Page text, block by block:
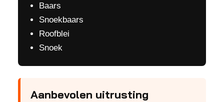
Baars
Snoekbaars
Roofblei
Snoek
Aanbevolen uitrusting